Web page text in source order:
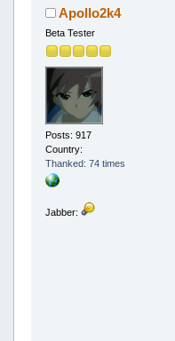
Apollo2k4
Beta Tester
Posts: 917
Country:
Thanked: 74 times
Jabber: